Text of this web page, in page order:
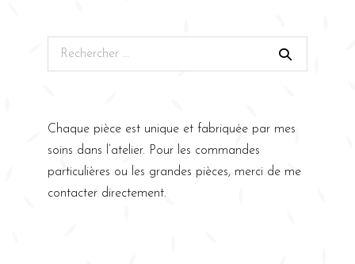
Chaque pièce est unique et fabriquée par mes
soins dans l’atelier. Pour les commandes
particulières ou les grandes pièces, merci de me
contacter directement.